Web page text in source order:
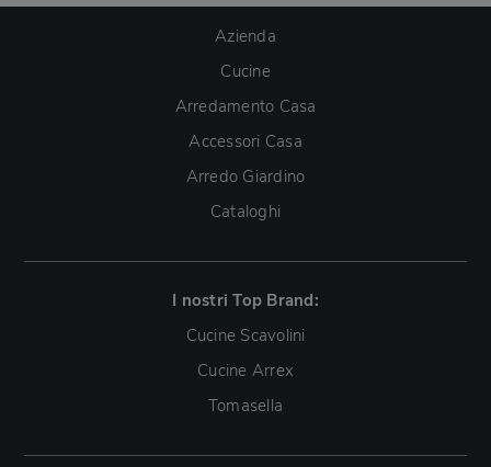
Azienda
Cucine
Arredamento Casa
Accessori Casa
Arredo Giardino
Cataloghi
I nostri Top Brand:
Cucine Scavolini
Cucine Arrex
Tomasella